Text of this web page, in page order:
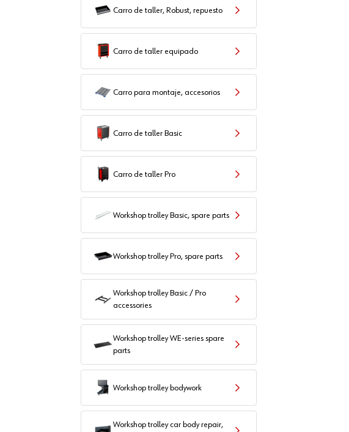
Carro de taller, Robust, repuesto
Carro de taller equipado
Carro para montaje, accesorios
Carro de taller Basic
Carro de taller Pro
Workshop trolley Basic, spare parts
Workshop trolley Pro, spare parts
Workshop trolley Basic / Pro
accessories
Workshop trolley WE-series spare
parts
Workshop trolley bodywork
Workshop trolley car body repair,